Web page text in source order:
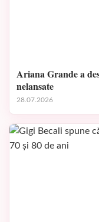
Ariana Grande a
nelansate
28.07.2026